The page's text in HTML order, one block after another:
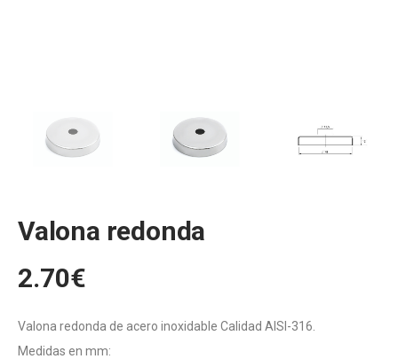
Valona redonda
2.70€
Valona redonda de acero inoxidable Calidad AISI-316.
Medidas en mm: